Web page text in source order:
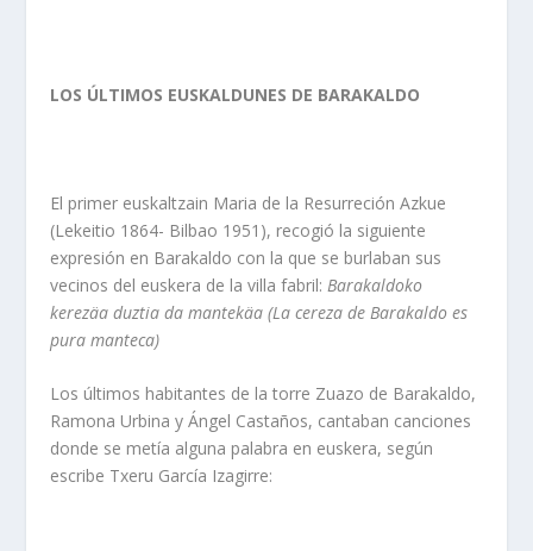
LOS ÚLTIMOS EUSKALDUNES DE BARAKALDO
El primer euskaltzain Maria de la Resurreción Azkue
(Lekeitio 1864- Bilbao 1951), recogió la siguiente
expresión en Barakaldo con la que se burlaban sus
vecinos del euskera de la villa fabril: Barakaldoko
kerezäa duztia da mantekäa (La cereza de Barakaldo es
pura manteca)
Los últimos habitantes de la torre Zuazo de Barakaldo,
Ramona Urbina y Ángel Castaños, cantaban canciones
donde se metía alguna palabra en euskera, según
escribe Txeru García Izagirre: